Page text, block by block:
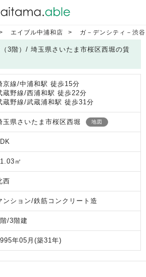
エイブル中浦和店 ガ－デンシティ－渋
3階）/ 埼玉県さいたま市桜区西堀の賃
京線/中浦和駅 徒歩15分
蔵野線/西浦和駅 徒歩22分
蔵野線/武蔵浦和駅 徒歩31分
玉県さいたま市桜区西堀 地図
㎡
西
ンション/鉄筋コンクリート造
/3階建
年05月 (築31年)